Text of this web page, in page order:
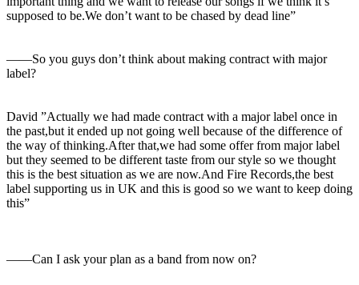
supposed to be.We don’t want to be chased by dead line”
――So you guys don’t think about making contract with major
label?
David ”Actually we had made contract with a major label once in
the past,but it ended up not going well because of the difference of
the way of thinking.After that,we had some offer from major label
but they seemed to be different taste from our style so we thought
this is the best situation as we are now.And Fire Records,the best
label supporting us in UK and this is good so we want to keep doing
this”
――Can I ask your plan as a band from now on?